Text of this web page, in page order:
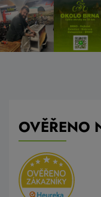
OVĚŘENO